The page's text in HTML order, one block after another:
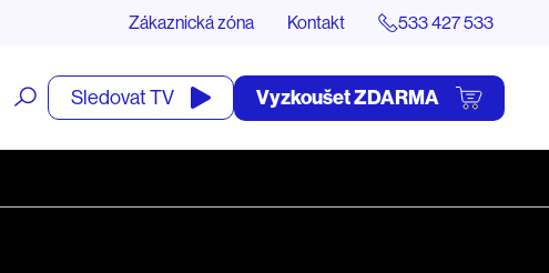
Zákaznická zóna Kontakt 533 427 533
Otevřít
vyhledávání
Sledovat TV Vyzkoušet ZDARMA